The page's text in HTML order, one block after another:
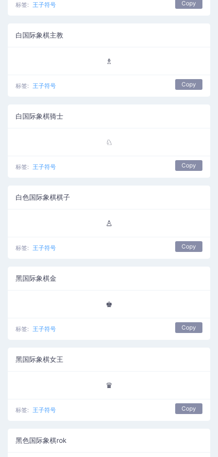
标签: 王子符号 Copy
白国际象棋主教
♗
标签: 王子符号 Copy
白国际象棋骑士
♘
标签: 王子符号 Copy
白色国际象棋棋子
♙
标签: 王子符号 Copy
黑国际象棋金
♚
标签: 王子符号 Copy
黑国际象棋女王
♛
标签: 王子符号 Copy
黑色国际象棋rok